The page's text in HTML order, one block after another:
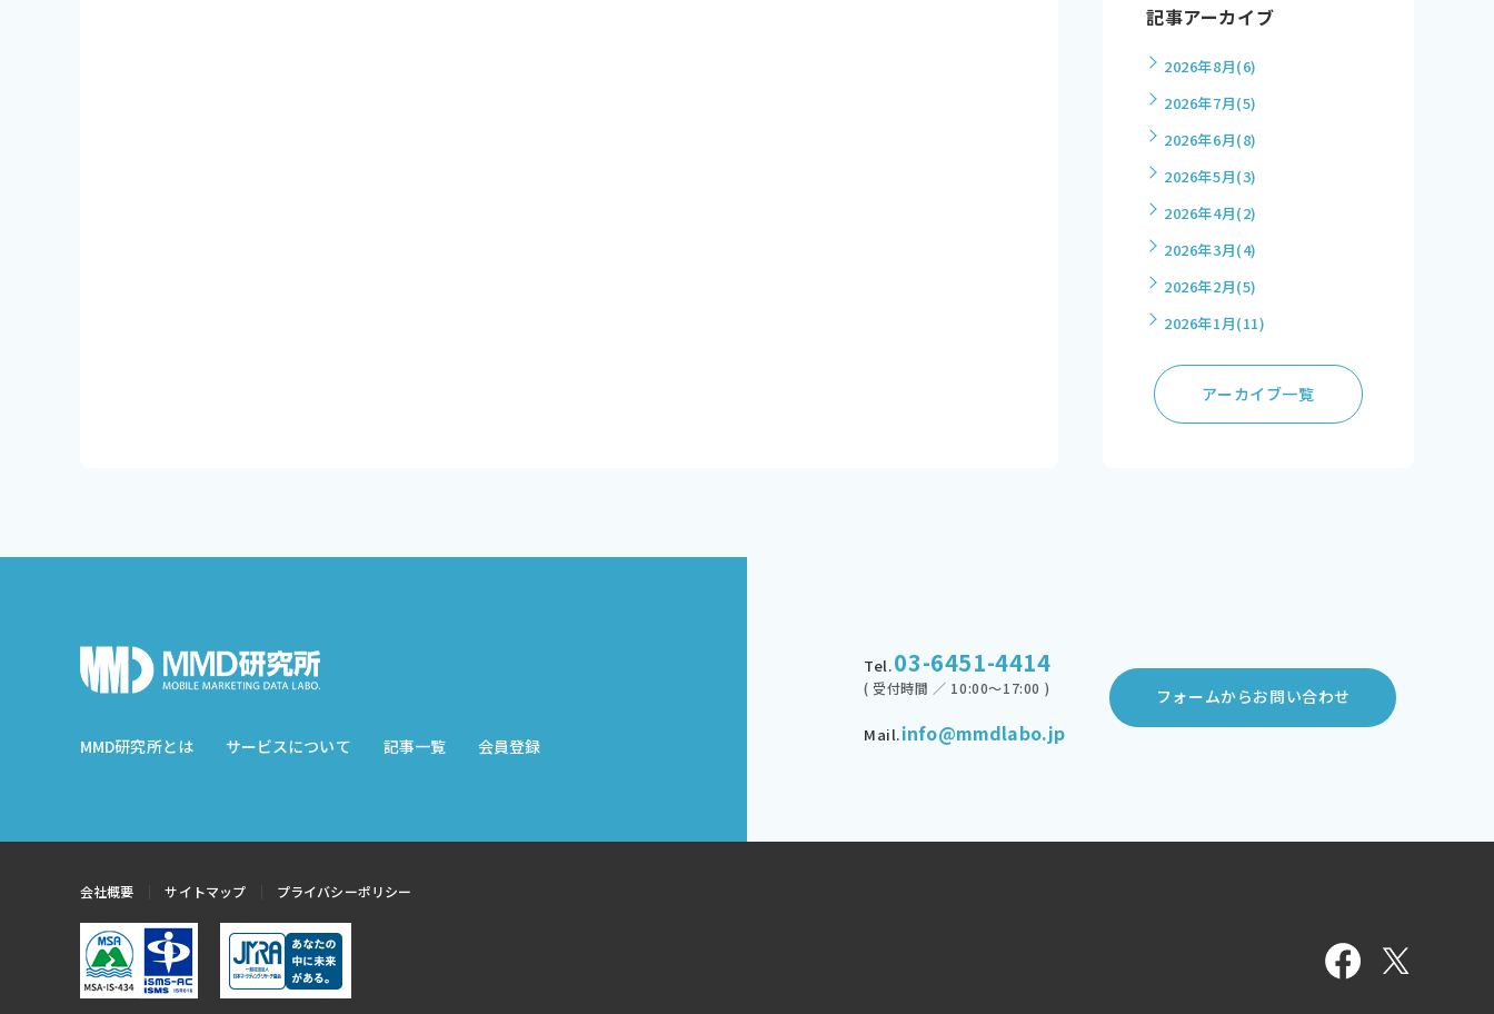
記事アーカイブ
2026年8月(6)
2026年7月(5)
2026年6月(8)
2026年5月(3)
2026年4月(2)
2026年3月(4)
2026年2月(5)
2026年1月(11)
アーカイブ一覧
MMD研究所とは サービスについて 記事一覧 会員登録
Tel.03-6451-4414
( 受付時間 ／ 10:00～17:00 )
Mail.info@mmdlabo.jp
フォームからお問い合わせ
会社概要 サイトマップ プライバシーポリシー